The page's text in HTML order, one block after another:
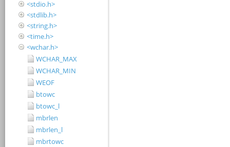
<stdio.h>
<stdlib.h>
<string.h>
<time.h>
<wchar.h>
WCHAR_MAX
WCHAR_MIN
WEOF
btowc
btowc_l
mbrlen
mbrlen_l
mbrtowc